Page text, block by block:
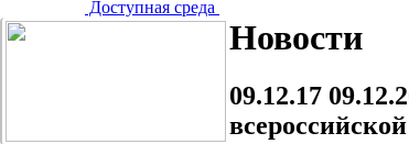
Доступная среда
Новости
09.12.17